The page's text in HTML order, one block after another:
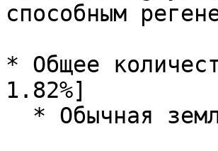
способным
* Общее
1.82%]